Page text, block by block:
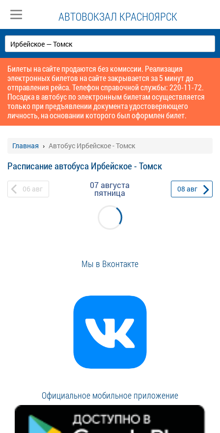
АВТОВОКЗАЛ КРАСНОЯРСК
Билеты на сайте продаются без комиссии. Реализация
электронных билетов на сайте закрывается за 5 минут до
отправления рейса. Телефон справочной службы: 220-11-72.
Посадка в автобус по электронным билетам осуществляется
только при предъявлении документа удостоверяющего
личность, на основании которого был оформлен билет.
Главная Автобус Ирбейское - Томск
Расписание автобуса Ирбейское - Томск
06 авг 07 августа
пятница 08 авг
Мы в Вконтакте
Официальное мобильное приложение